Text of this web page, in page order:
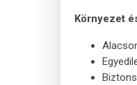
Környezet